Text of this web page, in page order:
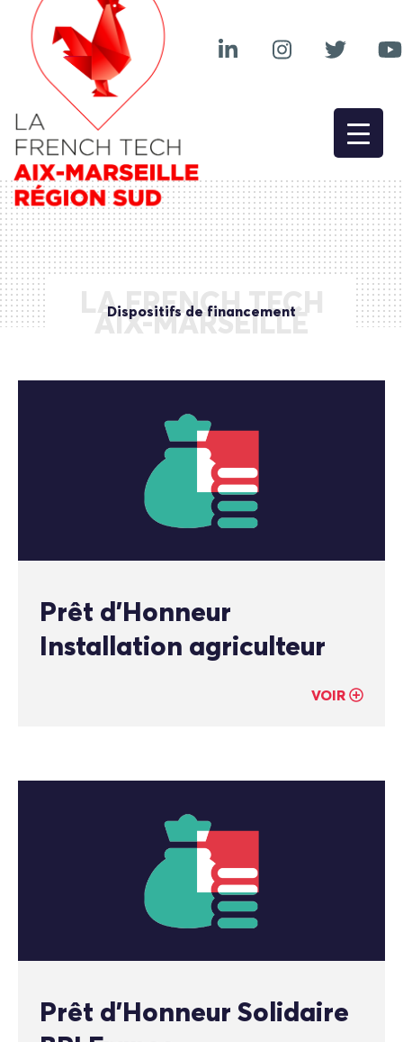
LA FRENCH TECH
AIX-MARSEILLE
Dispositifs de financement
Prêt d’Honneur
Installation agriculteur
VOIR
Prêt d’Honneur Solidaire